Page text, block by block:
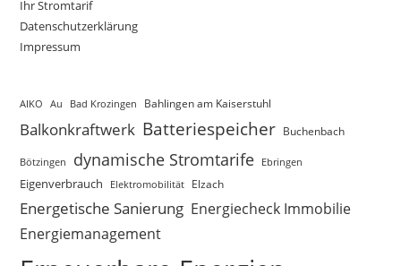
Ihr Stromtarif
Datenschutzerklärung
Impressum
AIKO Au Bad Krozingen Bahlingen am Kaiserstuhl
Balkonkraftwerk Batteriespeicher Buchenbach
Bötzingen dynamische Stromtarife Ebringen
Eigenverbrauch Elektromobilität Elzach
Energetische Sanierung Energiecheck Immobilie
Energiemanagement